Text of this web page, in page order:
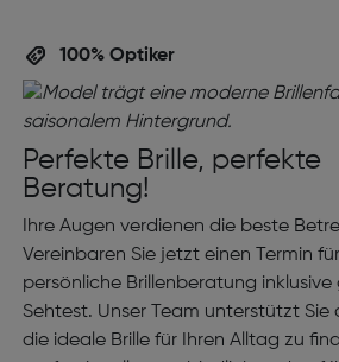
100% Optiker
Perfekte Brille, perfekte
Beratung!
Ihre Augen verdienen die beste
Vereinbaren Sie jetzt einen Termin
persönliche Brillenberatung inklusive
Sehtest. Unser Team unterstützt Sie
die ideale Brille für Ihren Alltag zu